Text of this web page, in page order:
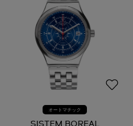
オートマチック